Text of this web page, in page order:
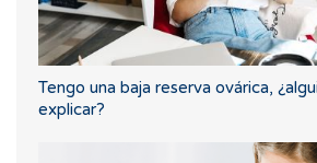
Tengo una baja reserva ovárica,
explicar?